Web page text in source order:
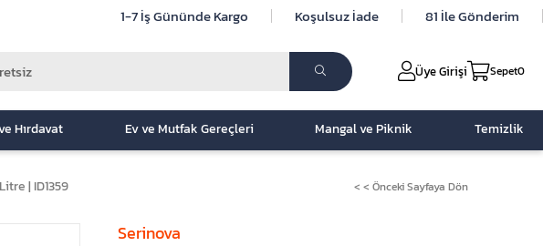
1-7 İş Gününde Kargo Koşulsuz İade 81 İle Gönderim
Üye Girişi Sepet0
Hırdavat Ev ve Mutfak Gereçleri Mangal ve Piknik Temizlik
| ID1359 < < Önceki Sayfaya Dön
Serinova